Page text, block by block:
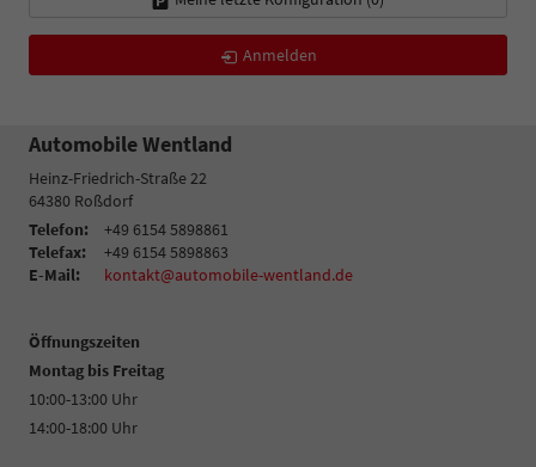
Anmelden
Automobile Wentland
Heinz-Friedrich-Straße 22
64380 Roßdorf
Telefon:
+49 6154 5898861
Telefax:
+49 6154 5898863
E-Mail:
kontakt@automobile-wentland.de
Öffnungszeiten
Montag bis Freitag
10:00-13:00 Uhr
14:00-18:00 Uhr